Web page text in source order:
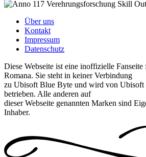
Über uns
Kontakt
Impressum
Datenschutz
Diese Webseite ist eine inoffizielle
Romana. Sie steht in keiner Verbindung
zu Ubisoft Blue Byte und wird von Ubisoft
betrieben. Alle anderen auf
dieser Webseite genannten Marken sind
Inhaber.